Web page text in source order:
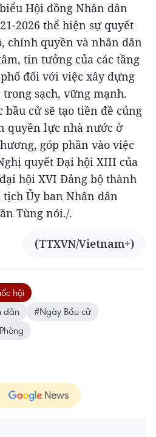
Hội đồng Nhân dân
2026 thể hiện sự quyết
chính quyền và nhân dân
tin tưởng của các tầng
đối với việc xây dựng
sạch, vững mạnh.
bầu cử sẽ tạo tiền đề củng
quyền lực nhà nước ở
góp phần vào việc
quyết Đại hội XIII của
hội XVI Đảng bộ thành
tịch Ủy ban Nhân dân
Tùng nói./.
(TTXVN/Vietnam+)
hội
dân
#Ngày Bầu cử